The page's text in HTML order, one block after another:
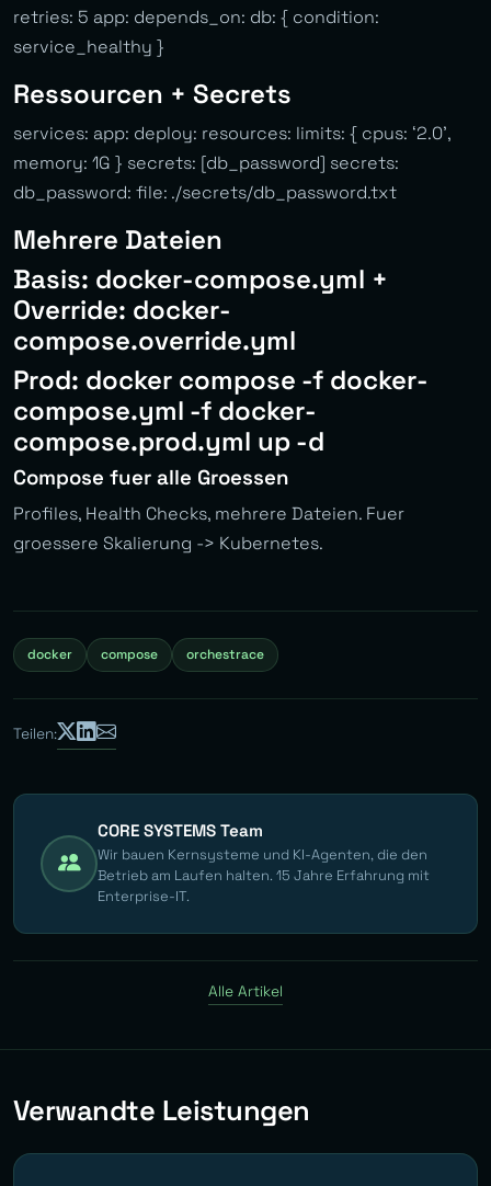
retries: 5 app: depends_on: db: { condition:
service_healthy }
Ressourcen + Secrets
services: app: deploy: resources: limits: { cpus: ‘2.0’,
memory: 1G } secrets: [db_password] secrets:
db_password: file: ./secrets/db_password.txt
Mehrere Dateien
Basis: docker-compose.yml +
Override: docker-
compose.override.yml
Prod: docker compose -f docker-
compose.yml -f docker-
compose.prod.yml up -d
Compose fuer alle Groessen
Profiles, Health Checks, mehrere Dateien. Fuer
groessere Skalierung -> Kubernetes.
docker compose orchestrace
Teilen:
CORE SYSTEMS Team
Wir bauen Kernsysteme und KI-Agenten, die den
Betrieb am Laufen halten. 15 Jahre Erfahrung mit
Enterprise-IT.
Alle Artikel
Verwandte Leistungen